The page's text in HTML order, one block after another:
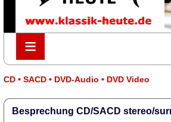
≡
≡
CD • SACD • DVD-Audio • DVD Video
Besprechung CD/SACD stereo/